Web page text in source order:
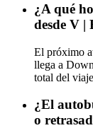
¿A qué
desde V |
El próximo
llega a
total del
¿El
o